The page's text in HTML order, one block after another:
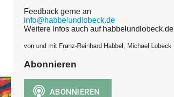
Feedback gerne an
info@habbelundlobeck.de
Weitere Infos auch auf habbelundlobeck.de
von und mit Franz-Reinhard Habbel, Michael Lobeck
Abonnieren